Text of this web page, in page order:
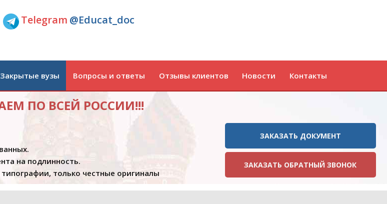
Telegram @Educat_doc
Закрытые вузы Вопросы и ответы Отзывы клиентов Новости Контакты
ПО ВСЕЙ РОССИИ!!!
на подлинность.
только честные оригиналы
ЗАКАЗАТЬ ДОКУМЕНТ
ЗАКАЗАТЬ ОБРАТНЫЙ ЗВОНОК